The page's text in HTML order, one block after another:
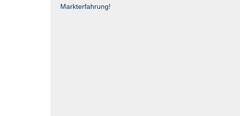
Markterfahrung!